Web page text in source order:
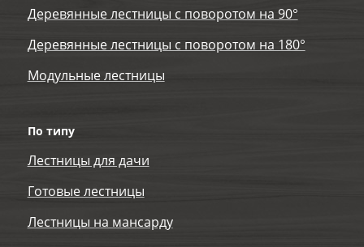
Деревянные лестницы с поворотом на 90°
Деревянные лестницы с поворотом на 180°
Модульные лестницы
По типу
Лестницы для дачи
Готовые лестницы
Лестницы на мансарду